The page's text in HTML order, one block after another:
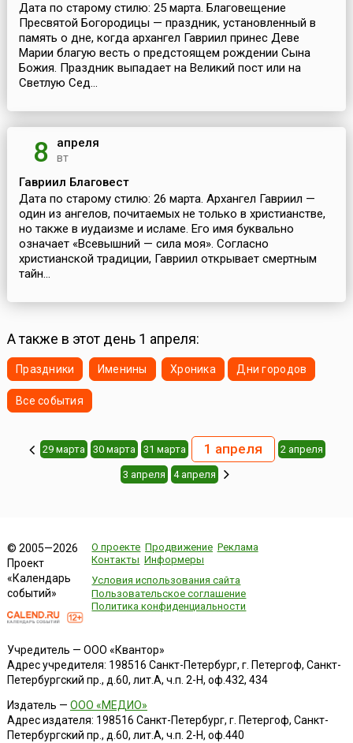
Дата по старому стилю: 25 марта. Благовещение
Пресвятой Богородицы — праздник, установленный в
память о дне, когда архангел Гавриил принес Деве
Марии благую весть о предстоящем рождении Сына
Божия. Праздник выпадает на Великий пост или на
Светлую Сед...
8 апреля
вт
Гавриил Благовест
Дата по старому стилю: 26 марта. Архангел Гавриил —
один из ангелов, почитаемых не только в христианстве,
но также в иудаизме и исламе. Его имя буквально
означает «Всевышний — сила моя». Согласно
христианской традиции, Гавриил открывает смертным
тайн...
А также в этот день 1 апреля:
Праздники Именины Хроника Дни городов
Все события
29 марта 30 марта 31 марта 1 апреля 2 апреля
3 апреля 4 апреля
© 2005—2026
Проект
«Календарь
событий»
О проекте Продвижение Реклама
Контакты Информеры
Условия использования сайта
Пользовательское соглашение
Политика конфиденциальности
Учредитель — ООО «Квантор»
Адрес учредителя: 198516 Санкт-Петербург, г. Петергоф, Санкт-
Петербургский пр., д.60, лит.А, ч.п. 2-Н, оф.432, 434
Издатель — ООО «МЕДИО»
Адрес издателя: 198516 Санкт-Петербург, г. Петергоф, Санкт-
Петербургский пр., д.60, лит.А, ч.п. 2-Н, оф.440